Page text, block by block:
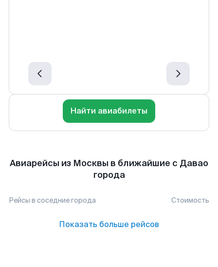
Найти авиабилеты
Авиарейсы из Москвы в ближайшие с Давао
города
Рейсы в соседние города Стоимость
Показать больше рейсов